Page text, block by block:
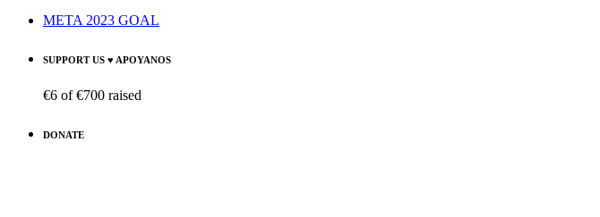
META 2023 GOAL
SUPPORT US ♥ APOYANOS
€6 of€700 raised
DONATE